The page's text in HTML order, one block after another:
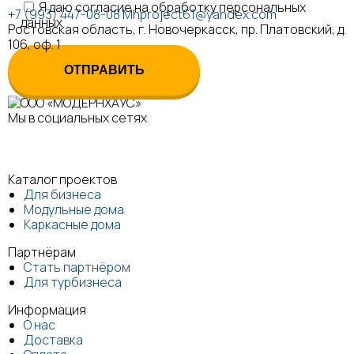
+7 (993) 447-08-08Mhproject61@yandex.com
Ростовская область, г. Новочеркасск, пр. Платовский, д.
106, оф. 1
Я даю согласие на обработку персональных
данных
Мы в социальных сетях
Каталог проектов
Для бизнеса
Модульные дома
Каркасные дома
Партнёрам
Стать партнёром
Для турбизнеса
Информация
О нас
Доставка